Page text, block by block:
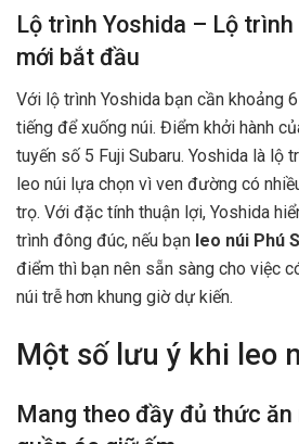
Lộ trình Yoshida – Lộ
mới bắt đầu
Với lộ trình Yoshida bạn cần khoảng
tiếng để xuống núi. Điểm khởi hành
tuyến số 5 Fuji Subaru. Yoshida là lộ
leo núi lựa chọn vì ven đường có
trọ. Với đặc tính thuận lợi, Yoshida
trình đông đúc, nếu bạn leo núi Phú
điểm thì bạn nên sẵn sàng cho việc
núi trễ hơn khung giờ dự kiến.
Một số lưu ý khi leo
Mang theo đầy đủ thức ăn